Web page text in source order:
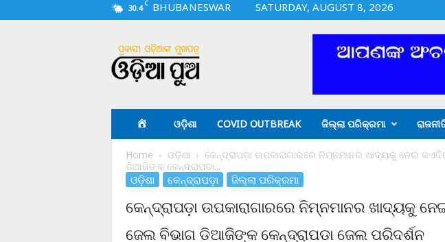
30.4 C BHUBANESWAR
SATURDAY, AUGUST 8, 2026
i
a
ଓଡ଼ିଶା COVID OUTBREAK ଜିଲ୍ଲା ପରିକ୍ରମା
Home ଓଡ଼ିଶା
କେନ୍ଦ୍ରାପଡ଼ା ଉପକାରାଗାରରେ ନିମ୍ନମାନର ଖାଦ୍ୟକୁ ନେଇ
ଡିଆଜିଙ୍କ କେନ୍ଦ୍ରାପଡା...
ଓଡ଼ିଶା କେନ୍ଦ୍ରାପଡ଼ା ଜିଲ୍ଲା ପରିକ୍ରମା
କେନ୍ଦ୍ରାପଡ଼ା ଉପକାରାଗାରରେ ନିମ୍ନମାନର ଖାଦ୍ୟକୁ
ଜେଲ ବିଭାଗ ଡିଆଜିଙ୍କ କେନ୍ଦ୍ରାପଡା ଜେଲ ପରିଦର୍ଶନ